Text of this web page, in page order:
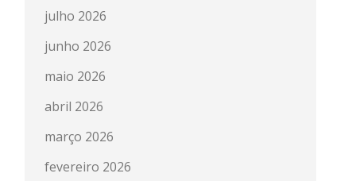
julho 2026
junho 2026
maio 2026
abril 2026
março 2026
fevereiro 2026